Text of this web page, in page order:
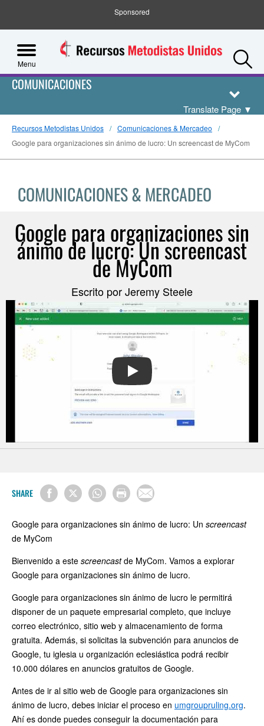
Sponsored
Menu
COMUNICACIONES
Translate Page ▼
Recursos Metodistas Unidos
Comunicaciones & Mercadeo
Google para organizaciones sin ánimo de lucro: Un screencast de MyCom
COMUNICACIONES & MERCADEO
Google para organizaciones sin
ánimo de lucro: Un screencast
de MyCom
Escrito por Jeremy Steele
PLAY
SHARE
Google para organizaciones sin ánimo de lucro: Un screencast
de MyCom
Bienvenido a este screencastde MyCom. Vamos a explorar
Google para organizaciones sin ánimo de lucro.
Google para organizaciones sin ánimo de lucro le permitirá
disponer de un paquete empresarial completo, que incluye
correo electrónico, sitio web y almacenamiento de forma
gratuita. Además, si solicitas la subvención para anuncios de
Google, tu iglesia u organización eclesiástica podrá recibir
10.000 dólares en anuncios gratuitos de Google.
Antes de ir al sitio web de Google para organizaciones sin
ánimo de lucro, debes iniciar el proceso en umgroupruling.org.
Ahí es donde puedes conseguir la documentación para